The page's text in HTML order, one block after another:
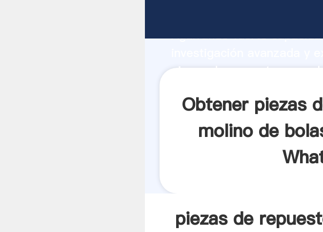
Agarrando fuerte
piezas de repuesto para
Obtener piezas
molino de
piezas de